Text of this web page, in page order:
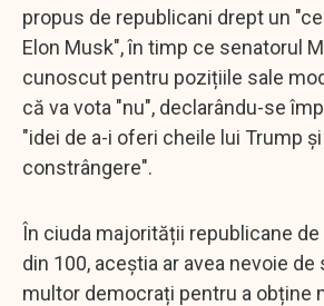
propus de republicani drept un
Elon Musk", în timp ce senatorul
cunoscut pentru pozițiile sale
că va vota "nu", declarându-se
"idei de a-i oferi cheile lui Trump
constrângere".
În ciuda majorității republicane
din 100, aceștia ar avea nevoie
multor democrați pentru a obține